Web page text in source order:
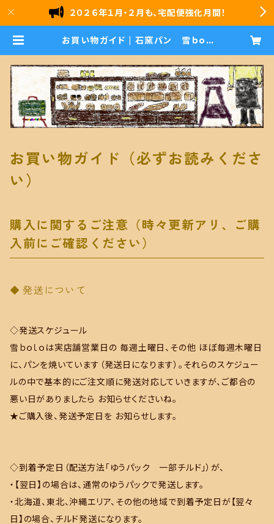
２０２６年１月・２月も、宅配便強化月間！
お買い物ガイド | 石窯パン 雪ｂｏｌ
お買い物ガイド（必ずお読みくださ
い）
購入に関するご注意（時々更新アリ、ご購
入前にご確認ください）
発送について
◇発送スケジュール
雪ｂｏｌｏは実店舗営業日の 毎週土曜日、その他 ほぼ毎週木曜日
に、パンを焼いています（発送日になります）。それらのスケジュー
ルの中で基本的にご注文順に発送対応していきますが、ご都合の
悪い日がありましたら お知らせくださいね。
★ご購入後、発送予定日を お知らせします。
◇到着予定日（配送方法「ゆうパック 一部チルド」）が、
・【翌日】の場合は、通常のゆうパックで発送します。
・北海道、東北、沖縄エリア、その他の地域で到着予定日が【翌々
日】の場合、チルド発送になります。